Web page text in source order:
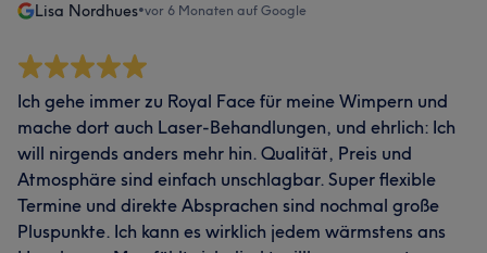
Lisa Nordhues•vor 6 Monaten auf Google
Ich gehe immer zu Royal Face für meine Wimpern und
mache dort auch Laser-Behandlungen, und ehrlich: Ich
will nirgends anders mehr hin. Qualität, Preis und
Atmosphäre sind einfach unschlagbar. Super flexible
Termine und direkte Absprachen sind nochmal große
Pluspunkte. Ich kann es wirklich jedem wärmstens ans